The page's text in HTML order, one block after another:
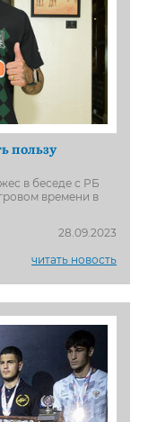
пользу
в беседе с РБ
времени в
28.09.2023
читать новость